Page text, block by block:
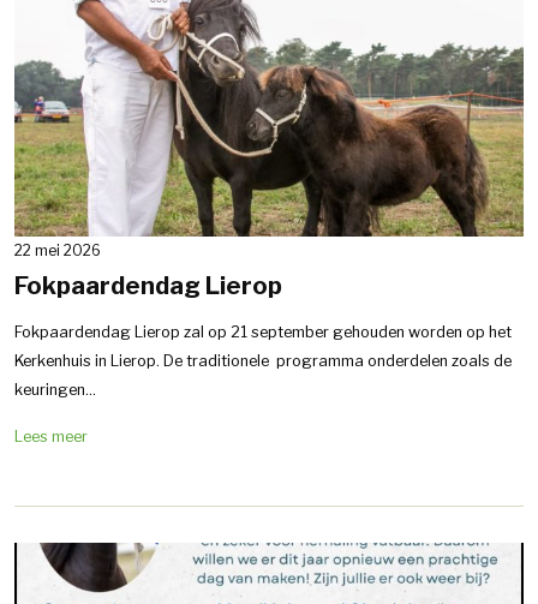
22 mei 2026
Fokpaardendag Lierop
Fokpaardendag Lierop zal op 21 september gehouden worden op het
Kerkenhuis in Lierop. De traditionele programma onderdelen zoals de
keuringen...
Lees meer